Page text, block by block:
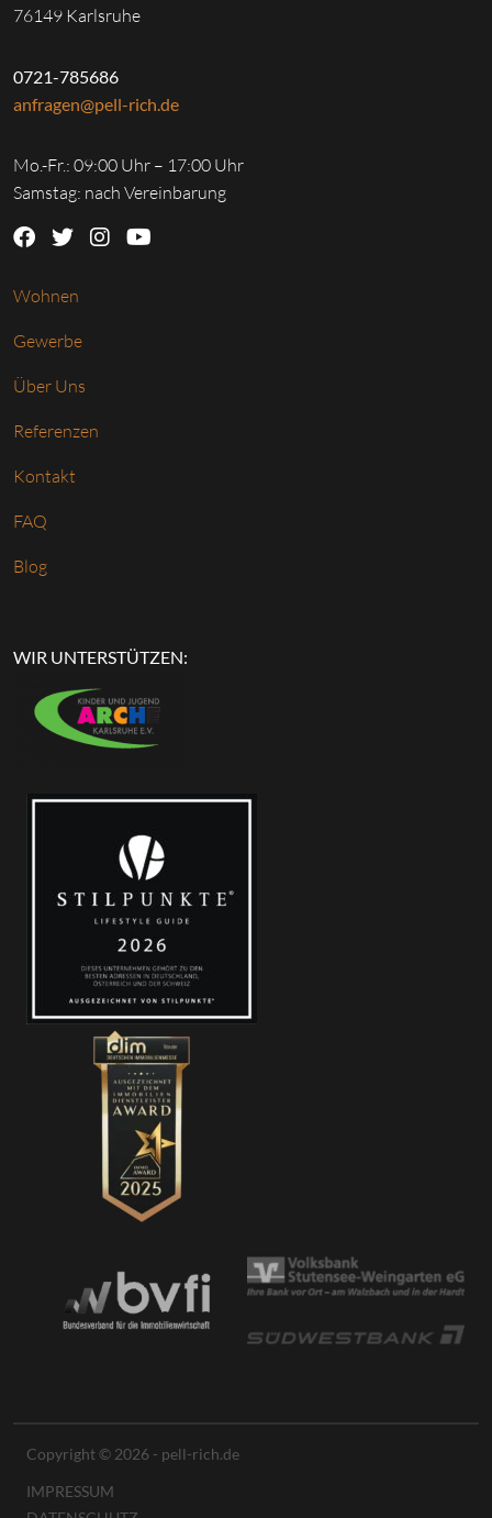
76149 Karlsruhe
0721-785686
anfragen@pell-rich.de
Mo.-Fr.: 09:00 Uhr – 17:00 Uhr
Samstag: nach Vereinbarung
Wohnen
Gewerbe
Über Uns
Referenzen
Kontakt
FAQ
Blog
WIR UNTERSTÜTZEN:
Copyright © 2026 - pell-rich.de
IMPRESSUM